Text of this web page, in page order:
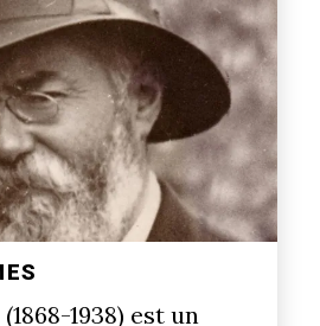
1938) est un